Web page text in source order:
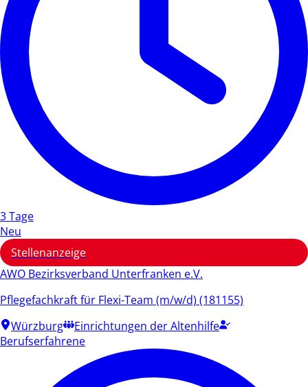
3 Tage
Neu
Stellenanzeige
AWO Bezirksverband Unterfranken e.V.
Pflegefachkraft für Flexi-Team (m/w/d) (181155)
Würzburg
Einrichtungen der Altenhilfe
Berufserfahrene